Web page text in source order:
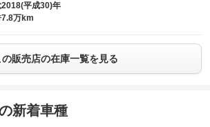
2018(平成30)年
7.8万km
の販売店の在庫一覧を見る
新着車種